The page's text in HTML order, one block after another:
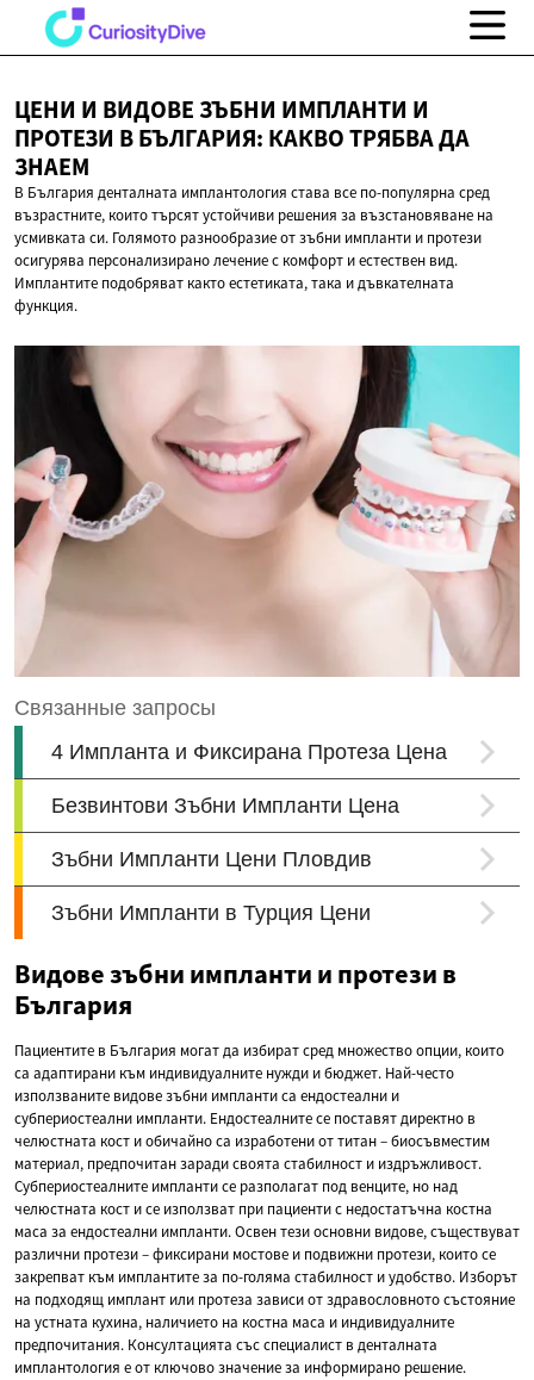
ЦЕНИ И ВИДОВЕ ЗЪБНИ ИМПЛАНТИ И
ПРОТЕЗИ В БЪЛГАРИЯ: КАКВО ТРЯБВАДА
ЗНАЕМ
В България денталната имплантология става все по-популярна сред
възрастните, които търсят устойчиви решения за възстановяване на
усмивката си. Голямото разнообразие от зъбни импланти и протези
осигурява персонализирано лечение с комфорт и естествен вид.
Имплантите подобряват както естетиката, така и дъвкателната
функция.
Видове зъбни импланти и протези в
България
Пациентите в България могат да избират сред множество опции, които
са адаптирани към индивидуалните нужди и бюджет. Най-често
използваните видове зъбни импланти са ендостеални и
субпериостеални импланти. Ендостеалните се поставят директно в
челюстната кост и обичайно са изработени от титан – биосъвместим
материал, предпочитан заради своята стабилност и издръжливост.
Субпериостеалните импланти се разполагат под венците, но над
челюстната кост и се използват при пациенти с недостатъчна костна
маса за ендостеални импланти. Освен тези основни видове, съществуват
различни протези – фиксирани мостове и подвижни протези, които се
закрепват към имплантите за по-голяма стабилност и удобство. Изборът
на подходящ имплант или протеза зависи от здравословното състояние
на устната кухина, наличието на костна маса и индивидуалните
предпочитания. Консултацията със специалист в денталната
имплантология е от ключово значение за информирано решение.